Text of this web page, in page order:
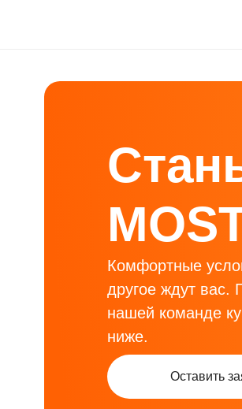
Комфортные
другое ждут вас.
нашей команде
ниже.
Оставить